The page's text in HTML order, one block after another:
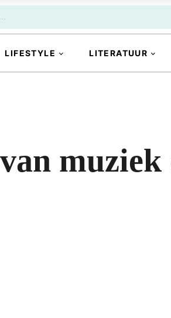
LIFESTYLE LITERATUUR
muziek